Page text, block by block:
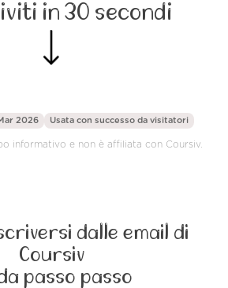
in 30 secondi
2026 Usata con successo da visitatori
informativo e non è affiliata con Coursiv.
dalle email di
Coursiv
passo passo